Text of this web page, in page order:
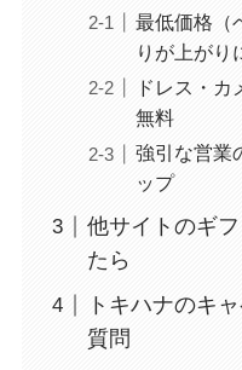
最低価格（
りが上がり
ドレス・
無料
強引な営業
ップ
他サイトのギ
たら
トキハナのキ
質問